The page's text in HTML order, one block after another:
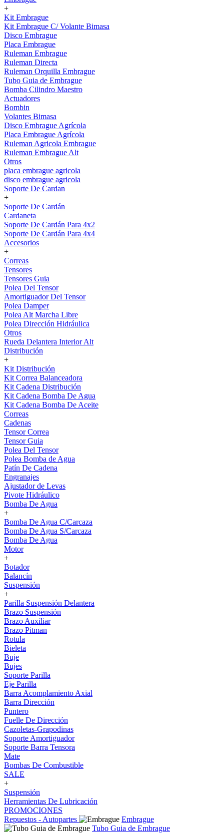
+
Kit Embrague
Kit Embrague C/ Volante Bimasa
Disco Embrague
Placa Embrague
Ruleman Embrague
Ruleman Directa
Ruleman Orquilla Embrague
Tubo Guia de Embrague
Bomba Cilindro Maestro
Actuadores
Bombin
Volantes Bimasa
Disco Embrague Agrícola
Placa Embrague Agrícola
Ruleman Agricola Embrague
Ruleman Embrague Alt
Otros
placa embrague agricola
disco embrague agricola
Soporte De Cardan
+
Soporte De Cardán
Cardaneta
Soporte De Cardán Para 4x2
Soporte De Cardán Para 4x4
Accesorios
+
Correas
Tensores
Tensores Guia
Polea Del Tensor
Amortiguador Del Tensor
Polea Damper
Polea Alt Marcha Libre
Polea Dirección Hidráulica
Otros
Rueda Delantera Interior Alt
Distribución
+
Kit Distribución
Kit Correa Balanceadora
Kit Cadena Distribución
Kit Cadena Bomba De Agua
Kit Cadena Bomba De Aceite
Correas
Cadenas
Tensor Correa
Tensor Guia
Polea Del Tensor
Polea Bomba de Agua
Patín De Cadena
Engranajes
Ajustador de Levas
Pivote Hidráulico
Bomba De Agua
+
Bomba De Agua C/Carcaza
Bomba De Agua S/Carcaza
Bomba De Agua
Motor
+
Botador
Balancín
Suspensión
+
Parilla Suspensión Delantera
Brazo Suspensión
Brazo Auxiliar
Brazo Pitman
Rotula
Bieleta
Buje
Bujes
Soporte Parilla
Eje Parilla
Barra Acomplamiento Axial
Barra Dirección
Puntero
Fuelle De Dirección
Cazoletas-Grapodinas
Soporte Amortiguador
Soporte Barra Tensora
Mate
Bombas De Combustible
SALE
+
Suspensión
Herramientas De Lubricación
PROMOCIONES
Repuestos - Autopartes
Embrague
Tubo Guia de Embrague